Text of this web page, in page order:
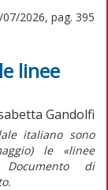
2026, pag. 395
linee
Gandolfi
italiano sono
le «linee
Documento di